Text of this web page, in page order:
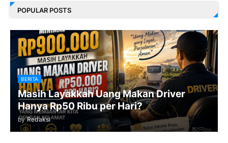
POPULAR POSTS
BERITA
Masih Layakkah Uang Makan Driver
Hanya Rp50 Ribu per Hari?
by Redaksi